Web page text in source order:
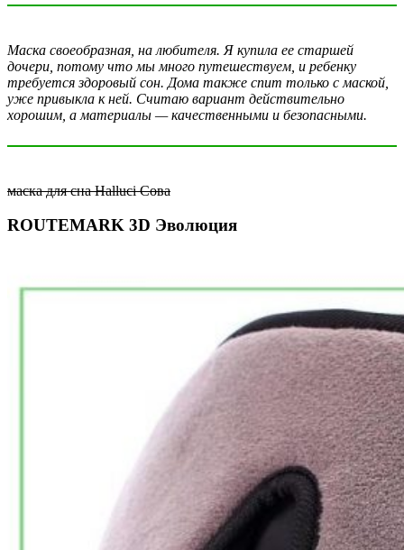
Маска своеобразная, на любителя. Я купила ее старшей
дочери, потому что мы много путешествуем, и ребенку
требуется здоровый сон. Дома также спит только с маской,
уже привыкла к ней. Считаю вариант действительно
хорошим, а материалы — качественными и безопасными.
маска для сна Halluci Сова
ROUTEMARK 3D Эволюция